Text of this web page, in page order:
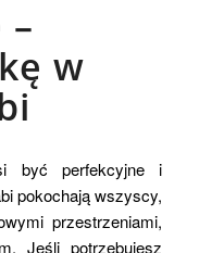
w
być perfekcyjne i
pokochają wszyscy,
przestrzeniami,
Jeśli potrzebujesz